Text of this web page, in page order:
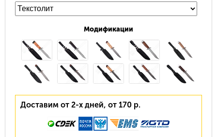
Модификации
Доставим от 2-х дней, от 170 р.